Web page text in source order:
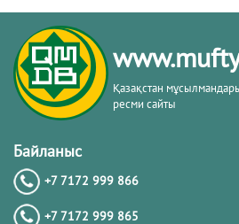
Қазақстан
ресми сайты
Байланыс
+7 7172 999 866
+7 7172 999 865